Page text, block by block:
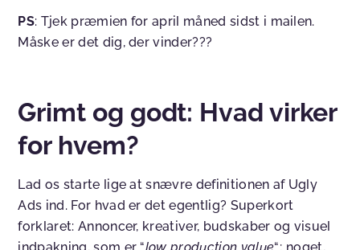
PS: Tjek præmien for april måned sidst i mailen.
Måske er det dig, der vinder???
Grimt og godt: Hvad virker
for hvem?
Lad os starte lige at snævre definitionen af Ugly
Ads ind. For hvad er det egentlig? Superkort
forklaret: Annoncer, kreativer, budskaber og visuel